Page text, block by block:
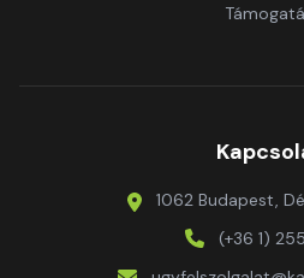
1062 Budapest,
(+36 1)